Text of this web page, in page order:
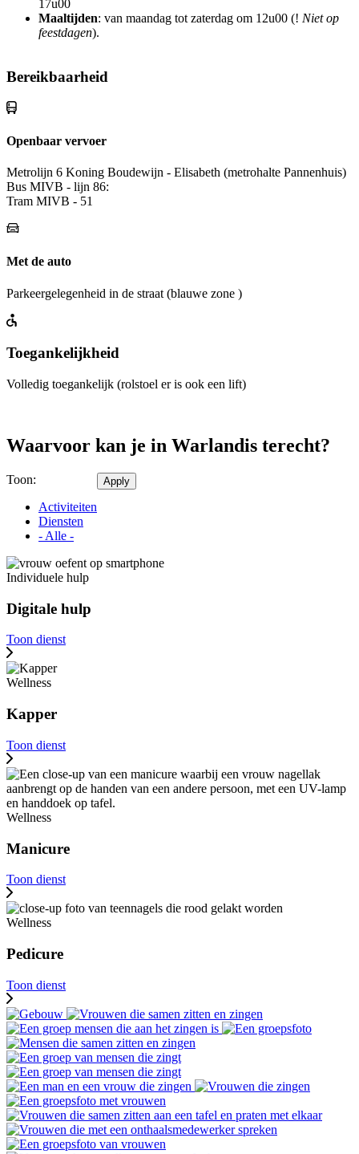
17u00
Maaltijden: van maandag tot zaterdag om 12u00 (! Niet op
feestdagen).
Bereikbaarheid
Openbaar vervoer
Metrolijn 6 Koning Boudewijn - Elisabeth (metrohalte Pannenhuis)
Bus MIVB - lijn 86:
Tram MIVB - 51
Met de auto
Parkeergelegenheid in de straat (blauwe zone )
Toegankelijkheid
Volledig toegankelijk (rolstoel er is ook een lift)
Waarvoor kan je in Warlandis terecht?
Toon:
Activiteiten
Diensten
- Alle -
Individuele hulp
Digitale hulp
Toon dienst
Wellness
Kapper
Toon dienst
Wellness
Manicure
Toon dienst
Wellness
Pedicure
Toon dienst